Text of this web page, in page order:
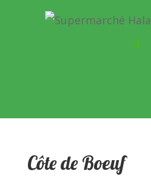
Côte de Boeuf